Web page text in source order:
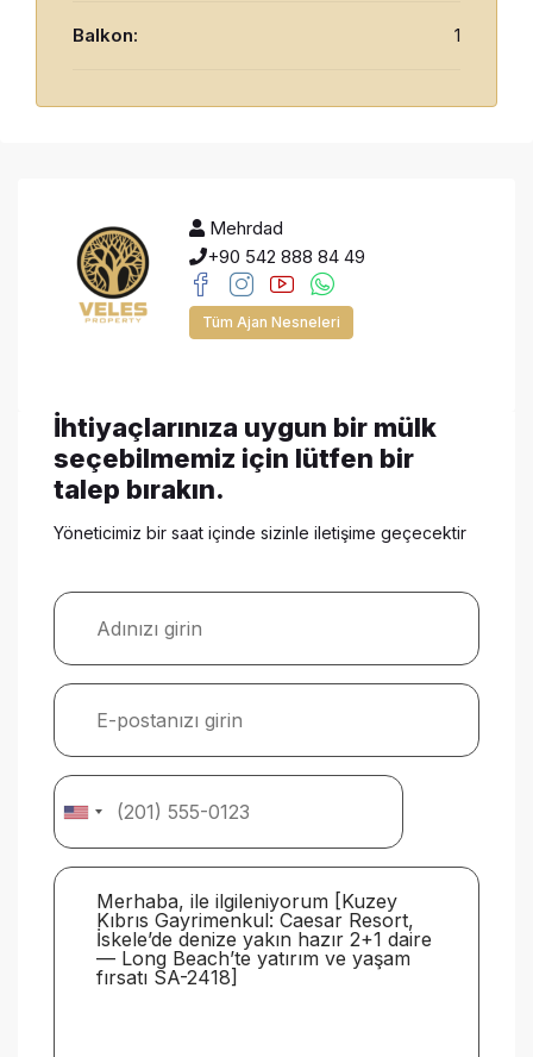
Balkon: 1
Mehrdad
+90 542 888 84 49
Tüm Ajan Nesneleri
İhtiyaçlarınıza uygun bir mülk
seçebilmemiz için lütfen bir
talep bırakın.
Yöneticimiz bir saat içinde sizinle iletişime geçecektir